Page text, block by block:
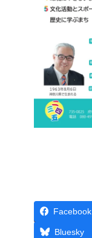
Facebook
Bluesky